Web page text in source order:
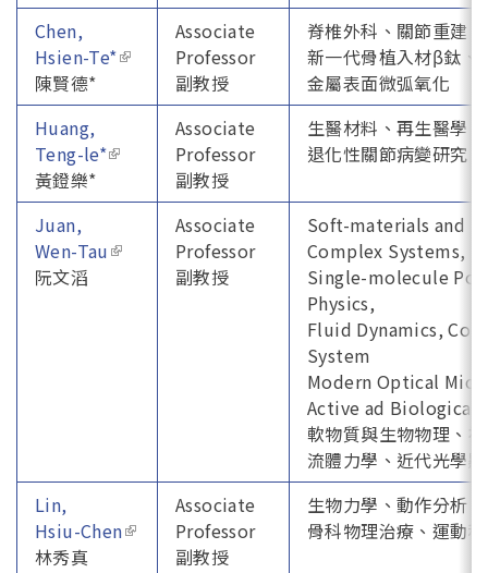
Chen,
Hsien-Te*(link is external)
陳賢德*
Associate
Professor
副教授
脊椎外科、關節重建、
新一代骨植入材β鈦、
金屬表面微弧氧化
Huang,
Teng-le*(link is external)
黃鐙樂*
Associate
Professor
副教授
生醫材料、再生醫學
退化性關節病變研究
Juan,
Wen-Tau(link is external)
阮文滔
Associate
Professor
副教授
Soft-materials and
Complex Systems,
Single-molecule
Physics,
Fluid Dynamics,
System
Modern Optical
Active ad Biological
軟物質與生物物理、
流體力學、近代光學
Lin,
Hsiu-Chen(link is external)
林秀真
Associate
Professor
副教授
生物力學、動作分析、
骨科物理治療、運動